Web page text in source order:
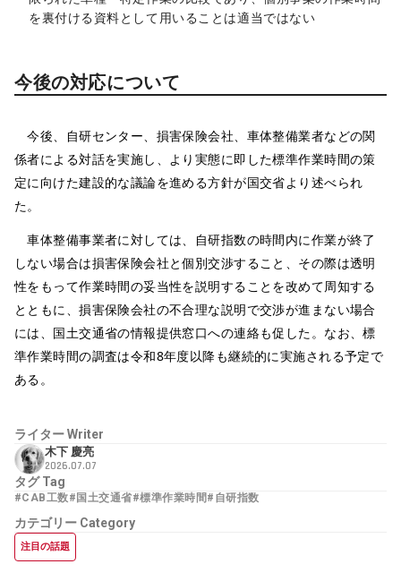
を裏付ける資料として用いることは適当ではない
今後の対応について
今後、自研センター、損害保険会社、車体整備業者などの関
係者による対話を実施し、より実態に即した標準作業時間の策
定に向けた建設的な議論を進める方針が国交省より述べられ
た。
車体整備事業者に対しては、自研指数の時間内に作業が終了
しない場合は損害保険会社と個別交渉すること、その際は透明
性をもって作業時間の妥当性を説明することを改めて周知する
とともに、損害保険会社の不合理な説明で交渉が進まない場合
には、国土交通省の情報提供窓口への連絡も促した。なお、標
準作業時間の調査は令和8年度以降も継続的に実施される予定で
ある。
ライターWriter
木下 慶亮
2026.07.07
タグTag
#CAB工数#国土交通省#標準作業時間 #自研指数
カテゴリー Category
注目の話題